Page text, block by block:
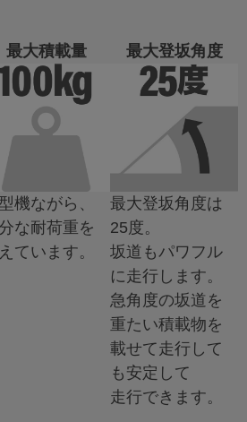
最大積載量 最大登坂角度
機ながら、
な耐荷重を
ています。
最大登坂角度は
25度。
坂道もパワフル
に走行します。
急角度の坂道を
重たい積載物を
載せて走行して
も安定して
走行できます。